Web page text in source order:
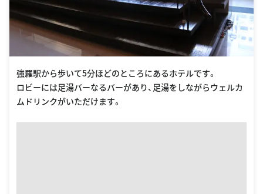
強羅駅から歩いて5分ほどのところにあるホテルです。
ロビーには足湯バーなるバーがあり、足湯をしながらウェルカ
ムドリンクがいただけます。